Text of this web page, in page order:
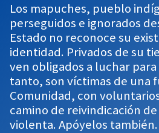
Los mapuches, pueblo
perseguidos e ignorados
Estado no reconoce su
identidad. Privados de su
ven obligados a luchar
tanto, son víctimas de una
Comunidad, con
camino de reivindicación
violenta. Apóyelos también.